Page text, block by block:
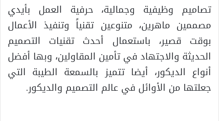
تصاميم وظيفية وجمالية، حرفية العمل بأيدي
مصممين ماهرين، متنوعين تقنياً وتنفيذ الأعمال
بوقت قصير، باستعمال أحدث تقنيات التصميم
الحديثة والاجتهاد في تأمين المقاولين، وبها أفضل
أنواع الديكور، أيضا تتميز بالسمعة الطيبة التي
جعلتها من الأوائل في عالم التصميم والديكور.